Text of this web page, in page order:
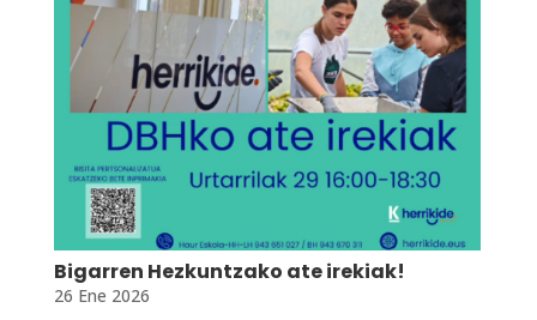
Bigarren Hezkuntzako ate irekiak!
26 Ene 2026